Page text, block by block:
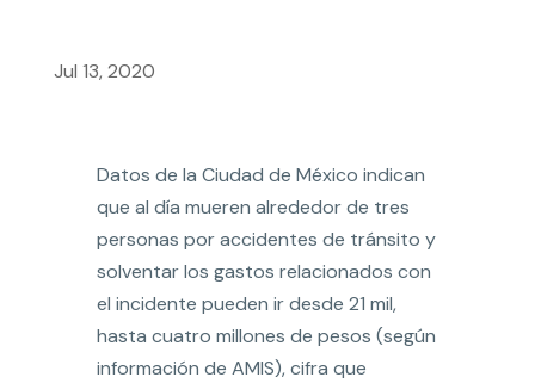
Jul 13, 2020
Datos de la Ciudad de México indican
que al día mueren alrededor de tres
personas por accidentes de tránsito y
solventar los gastos relacionados con
el incidente pueden ir desde 21 mil,
hasta cuatro millones de pesos (según
información de AMIS), cifra que